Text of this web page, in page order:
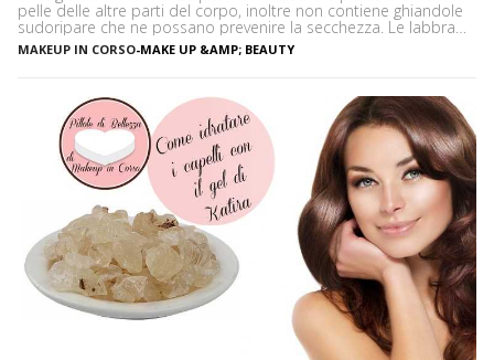
pelle delle altre parti del corpo, inoltre non contiene ghiandole
sudoripare che ne possano prevenire la secchezza. Le labbra
sono sensibili alle aggressioni ambientali e spesso possono
diventare scure o sbiadite soprattutto a causa dell’esposizione
MAKEUP IN CORSO-MAKE UP &AMP; BEAUTY